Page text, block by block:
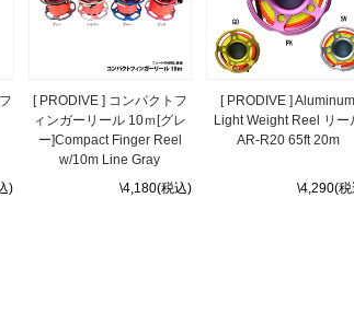
)
[ PRODIVE ] コンパクトフ
ィンガーリール 10ｍ[グレ
ー]Compact Finger Reel
w/10m Line Gray
\4,180(税込)
[ PRODIVE ] Aluminum
Light Weight Reel リー
AR-R20 65ft 20m
\4,290(